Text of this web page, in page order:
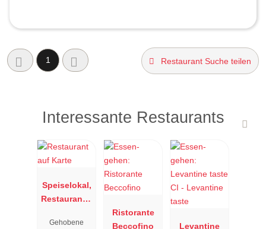
1 Restaurant Suche teilen
Interessante Restaurants
Speiselokal,
Restaurant "
"
Gehobene
Ristorante
Beccofino
Levantine